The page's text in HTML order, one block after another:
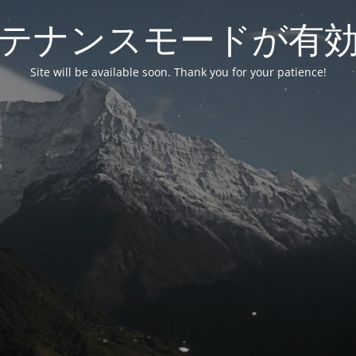
ナンスモードが有
Site will be available soon. Thank you for your patience!